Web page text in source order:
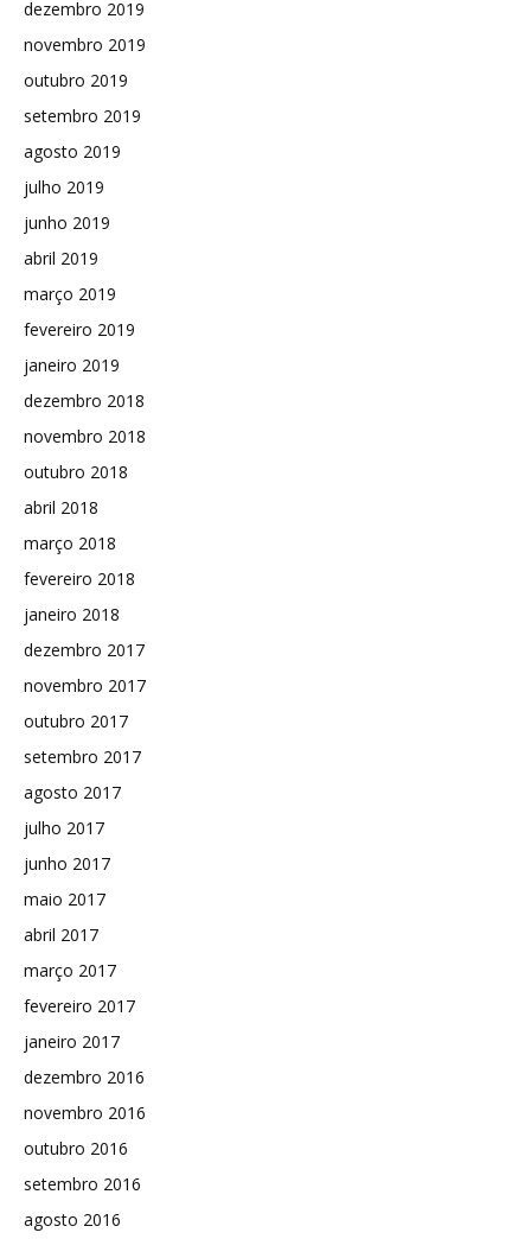
dezembro 2019
novembro 2019
outubro 2019
setembro 2019
agosto 2019
julho 2019
junho 2019
abril 2019
março 2019
fevereiro 2019
janeiro 2019
dezembro 2018
novembro 2018
outubro 2018
abril 2018
março 2018
fevereiro 2018
janeiro 2018
dezembro 2017
novembro 2017
outubro 2017
setembro 2017
agosto 2017
julho 2017
junho 2017
maio 2017
abril 2017
março 2017
fevereiro 2017
janeiro 2017
dezembro 2016
novembro 2016
outubro 2016
setembro 2016
agosto 2016